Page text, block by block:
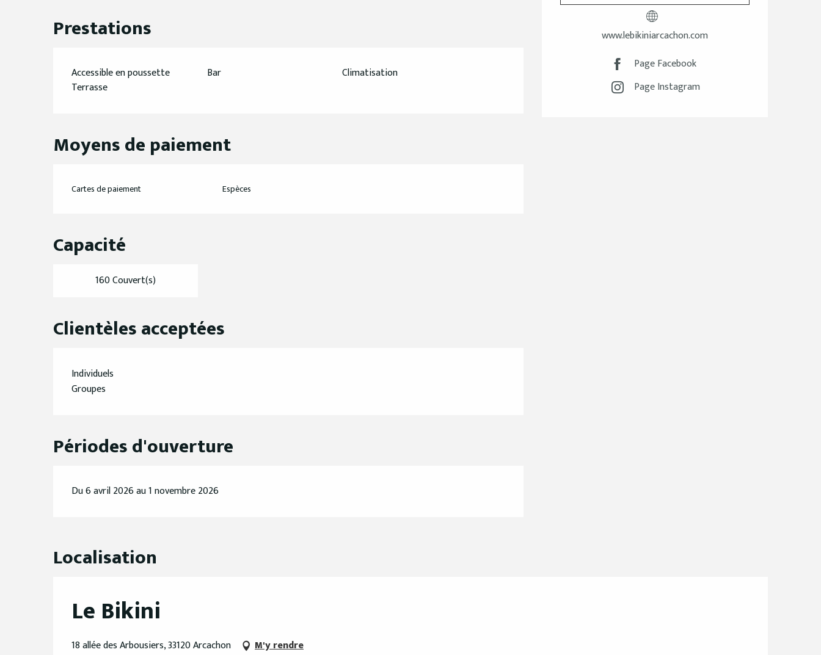
www.lebikiniarcachon.com
Page Facebook
Page Instagram
Prestations
Accessible en poussette Bar
Climatisation
Terrasse
Moyens de paiement
Cartes de paiement Espèces
Capacité
160 Couvert(s)
Clientèles acceptées
Individuels
Groupes
Périodes d'ouverture
Du 6 avril 2026 au 1 novembre 2026
Localisation
Le Bikini
18 allée des Arbousiers, 33120 Arcachon M'y rendre